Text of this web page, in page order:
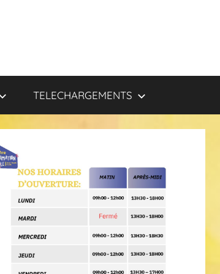
TELECHARGEMENTS